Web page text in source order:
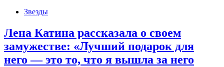
Звезды
Лена Катина рассказала о своем
замужестве: «Лучший подарок для
него — это то, что я вышла за него